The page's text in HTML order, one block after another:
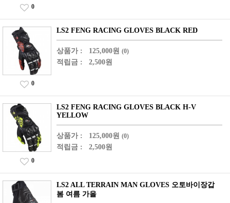
0
LS2 FENG RACING GLOVES BLACK RED
상품가 : 125,000원 (0)
적립금 : 2,500원
0
LS2 FENG RACING GLOVES BLACK H-V
YELLOW
상품가 : 125,000원 (0)
적립금 : 2,500원
0
LS2 ALL TERRAIN MAN GLOVES 오토바이장갑
봄 여름 가을